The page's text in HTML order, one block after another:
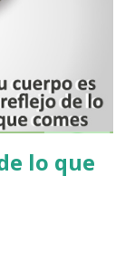
y
las afecciones
lo que